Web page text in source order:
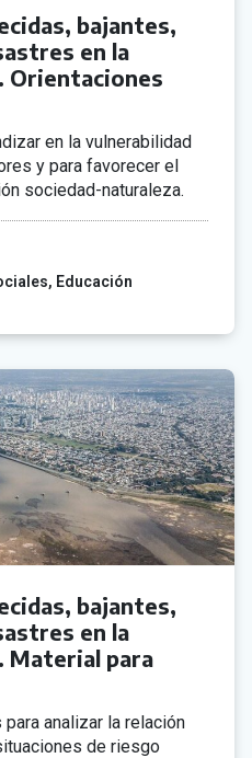
bajantes,
en la
Orientaciones
en la vulnerabilidad
y para favorecer el
sociedad-naturaleza.
Educación
bajantes,
en la
Material para
analizar la relación
de riesgo